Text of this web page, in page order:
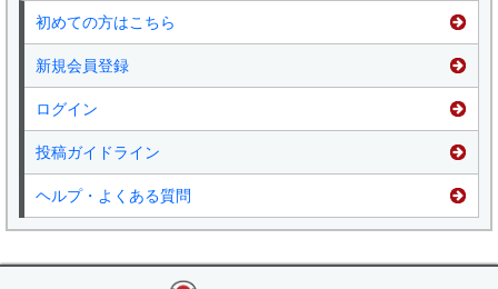
初めての方はこちら
新規会員登録
ログイン
投稿ガイドライン
ヘルプ・よくある質問